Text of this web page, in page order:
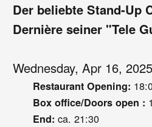
Der beliebte Stand-Up
Dernière seiner "Tele
Wednesday, Apr 16, 2025
Restaurant Opening:
Box office/Doors open :
End: ca. 21:30